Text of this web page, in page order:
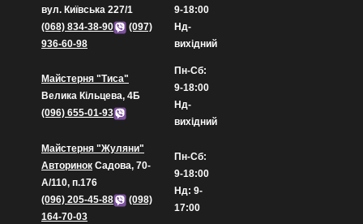
вул. Київська 227/1
(068) 834-38-90
(097)
936-60-98
9-18:00
Нд-
вихідний
Майстерня "Тиса"
Велика Кільцева, 4Б
(096) 655-01-93
Пн-Сб:
9-18:00
Нд-
вихідний
Майстерня "Жуляни"
Авторинок Садова, 70-
А/110, п.176
(096) 205-45-88
(098)
164-70-03
Пн-Сб:
9-18:00
Нд: 9-
17:00